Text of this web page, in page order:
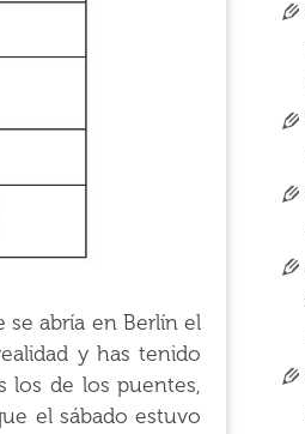
abría en Berlín el
y has tenido
los de los puentes,
el sábado estuvo